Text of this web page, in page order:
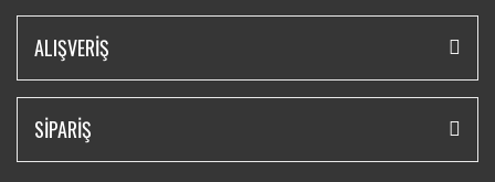
ALIŞVERİŞ
SİPARİŞ